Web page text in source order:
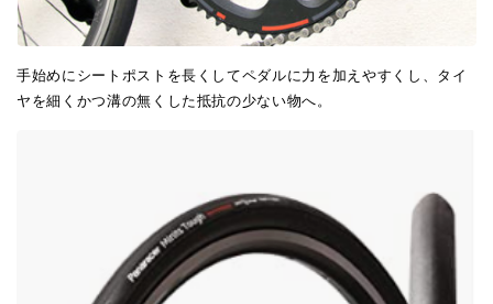
手始めにシートポストを長くしてペダルに力を加えやすくし、タイ
ヤを細くかつ溝の無くした抵抗の少ない物へ。